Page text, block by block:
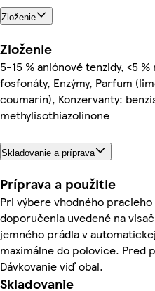
Zloženie
Zloženie
5-15 % aniónové tenzidy, <5
fosfonáty, Enzýmy, Parfum
coumarin), Konzervanty:
methylisothiazolinone
Skladovanie a príprava
Príprava a použitie
Pri výbere vhodného
doporučenia uvedené na
jemného prádla v
maximálne do polovice. Pred
Dávkovanie viď obal.
Skladovanie